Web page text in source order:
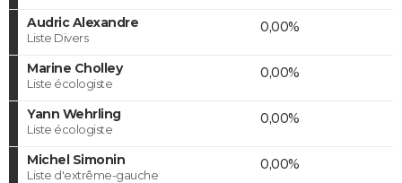
Audric Alexandre
Liste Divers
0,00%
Marine Cholley
Liste écologiste
0,00%
Yann Wehrling
Liste écologiste
0,00%
Michel Simonin
Liste d'extrême-gauche
0,00%